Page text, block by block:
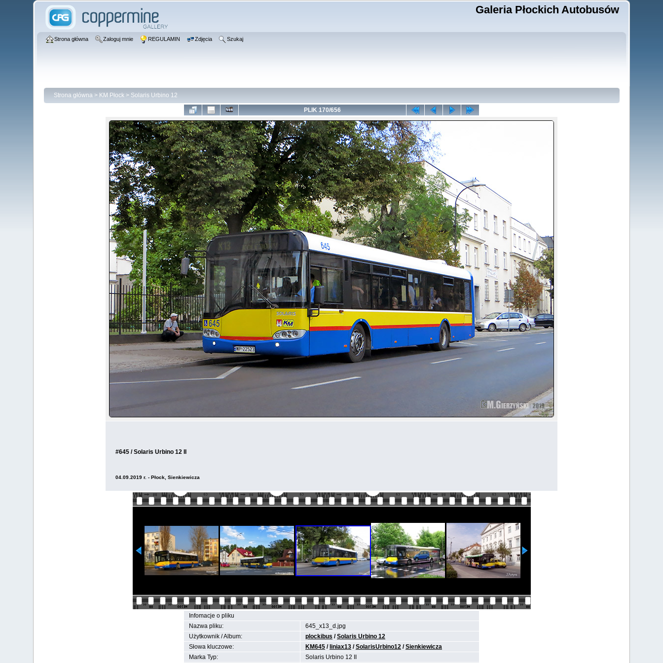
Galeria Płockich Autobusów
Strona główna Zaloguj mnie REGULAMIN Zdjęcia Szukaj
Strona główna> KM Płock> Solaris Urbino 12
PLIK 170/656
#645 / Solaris Urbino 12 II
04.09.2019 r. - Płock, Sienkiewicza
Infomacje o pliku
Nazwa pliku:
645_x13_d.jpg
Użytkownik / Album:
plockibus /Solaris Urbino 12
Słowa kluczowe:
KM645 / liniax13 /SolarisUrbino12 /Sienkiewicza
Marka Typ:
Solaris Urbino 12 II